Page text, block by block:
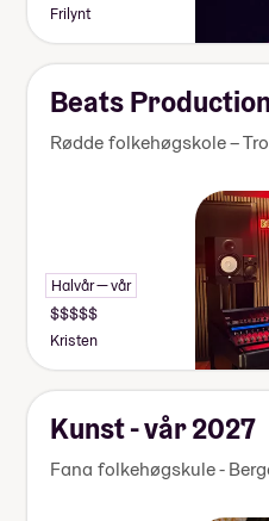
smil.
Frilynt
Beats
Rødde folkehøgskole –
Halvår — vår
Kristen
Kunst - vår 2027
Fana folkehøgskule -